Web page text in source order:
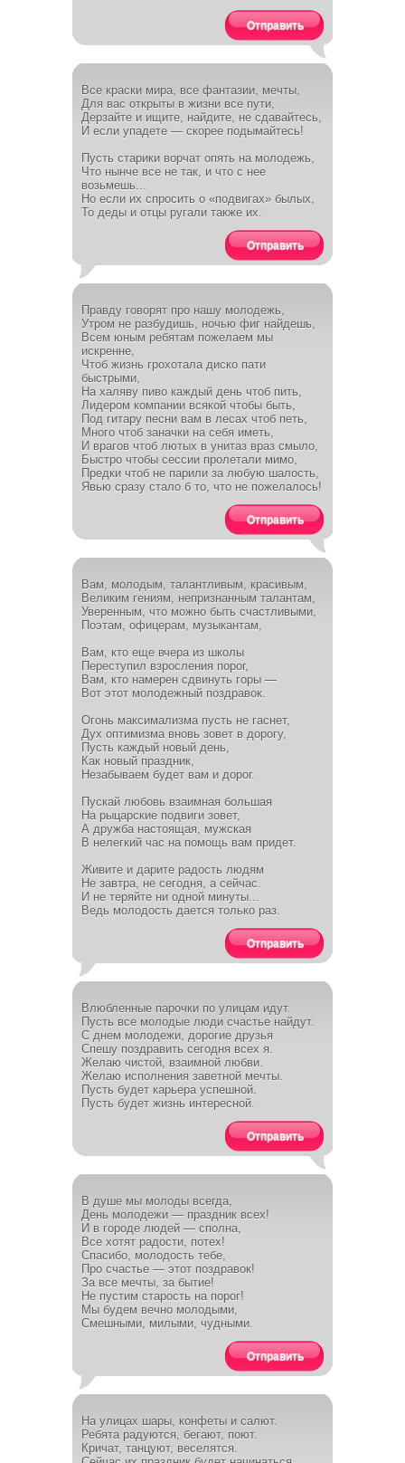
Отправить
Все краски мира, все фантазии, мечты,
Для вас открыты в жизни все пути,
Дерзайте и ищите, найдите, не сдавайтесь,
И если упадете — скорее подымайтесь!
Пусть старики ворчат опять на молодежь,
Что нынче все не так, и что с нее
возьмешь...
Но если их спросить о «подвигах» былых,
То деды и отцы ругали также их.
Отправить
Правду говорят про нашу молодежь,
Утром не разбудишь, ночью фиг найдешь,
Всем юным ребятам пожелаем мы
искренне,
Чтоб жизнь грохотала диско пати
быстрыми,
На халяву пиво каждый день чтоб пить,
Лидером компании всякой чтобы быть,
Под гитару песни вам в лесах чтоб петь,
Много чтоб заначки на себя иметь,
И врагов чтоб лютых в унитаз враз смыло,
Быстро чтобы сессии пролетали мимо,
Предки чтоб не парили за любую шалость,
Явью сразу стало б то, что не пожелалось!
Отправить
Вам, молодым, талантливым, красивым,
Великим гениям, непризнанным талантам,
Уверенным, что можно быть счастливыми,
Поэтам, офицерам, музыкантам,
Вам, кто еще вчера из школы
Переступил взросления порог,
Вам, кто намерен сдвинуть горы —
Вот этот молодежный поздравок.
Огонь максимализма пусть не гаснет,
Дух оптимизма вновь зовет в дорогу,
Пусть каждый новый день,
Как новый праздник,
Незабываем будет вам и дорог.
Пускай любовь взаимная большая
На рыцарские подвиги зовет,
А дружба настоящая, мужская
В нелегкий час на помощь вам придет.
Живите и дарите радость людям
Не завтра, не сегодня, а сейчас.
И не теряйте ни одной минуты...
Ведь молодость дается только раз.
Отправить
Влюбленные парочки по улицам идут.
Пусть все молодые люди счастье найдут.
С днем молодежи, дорогие друзья
Спешу поздравить сегодня всех я.
Желаю чистой, взаимной любви.
Желаю исполнения заветной мечты.
Пусть будет карьера успешной.
Пусть будет жизнь интересной.
Отправить
В душе мы молоды всегда,
День молодежи — праздник всех!
И в городе людей — сполна,
Все хотят радости, потех!
Спасибо, молодость тебе,
Про счастье — этот поздравок!
За все мечты, за бытие!
Не пустим старость на порог!
Мы будем вечно молодыми,
Смешными, милыми, чудными.
Отправить
На улицах шары, конфеты и салют.
Ребята радуются, бегают, поют.
Кричат, танцуют, веселятся.